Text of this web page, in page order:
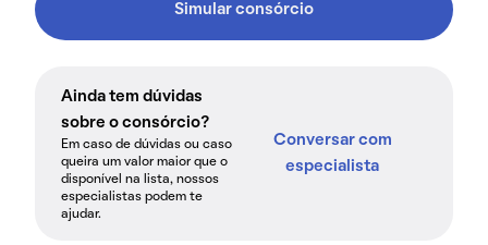
Simular consórcio
Ainda tem dúvidas
sobre o consórcio?
Em caso de dúvidas ou caso
queira um valor maior que o
disponível na lista, nossos
especialistas podem te
ajudar.
Conversar com
especialista